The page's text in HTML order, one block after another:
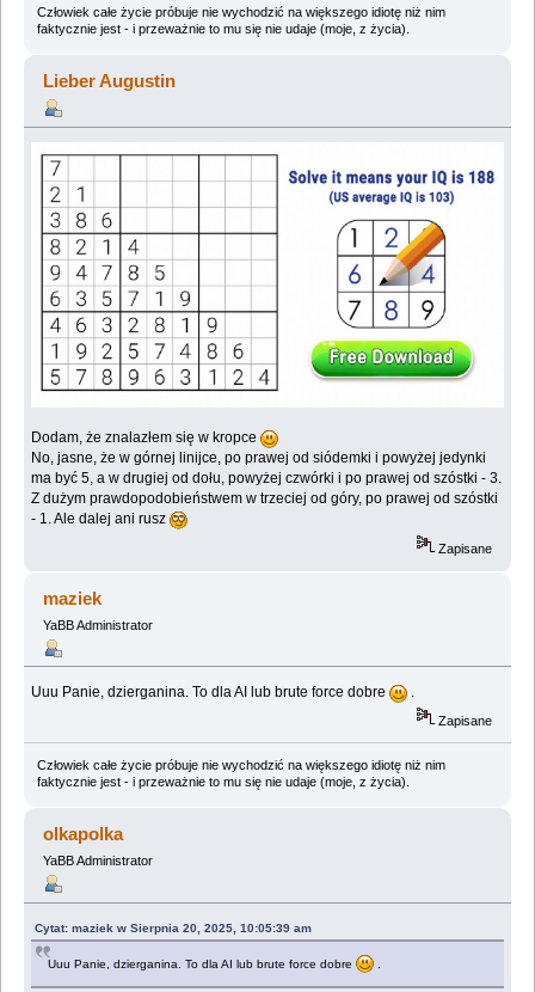
Człowiek całe życie próbuje nie wychodzić na większego idiotę niż nim
faktycznie jest - i przeważnie to mu się nie udaje (moje, z życia).
Lieber Augustin
Dodam, że znalazłem się w kropce
No, jasne, że w górnej linijce, po prawej od siódemki i powyżej jedynki
ma być 5, a w drugiej od dołu, powyżej czwórki i po prawej od szóstki - 3.
Z dużym prawdopodobieństwem w trzeciej od góry, po prawej od szóstki
- 1. Ale dalej ani rusz
Zapisane
maziek
YaBB Administrator
Uuu Panie, dzierganina. To dla AI lub brute force dobre
Zapisane
Człowiek całe życie próbuje nie wychodzić na większego idiotę niż nim
faktycznie jest - i przeważnie to mu się nie udaje (moje, z życia).
olkapolka
YaBB Administrator
Cytat: maziek w Sierpnia 20, 2025, 10:05:39 am
Uuu Panie, dzierganina. To dla AI lub brute force dobre